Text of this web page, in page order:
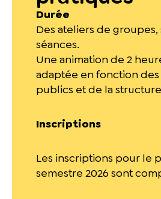
Durée
Des ateliers de groupes,
séances.
Une animation de 2
adaptée en fonction
publics et de la
Inscriptions
Les inscriptions pour le
semestre 2026 sont